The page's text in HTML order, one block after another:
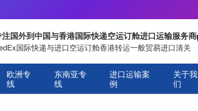
国外到中国与香港国际快递空运订舱进口运输服务商
国际快递与进口空运订舱香港转运一般贸易进口清关
欧洲专
线
东南亚专
线
进口运输案
例
关于我
们